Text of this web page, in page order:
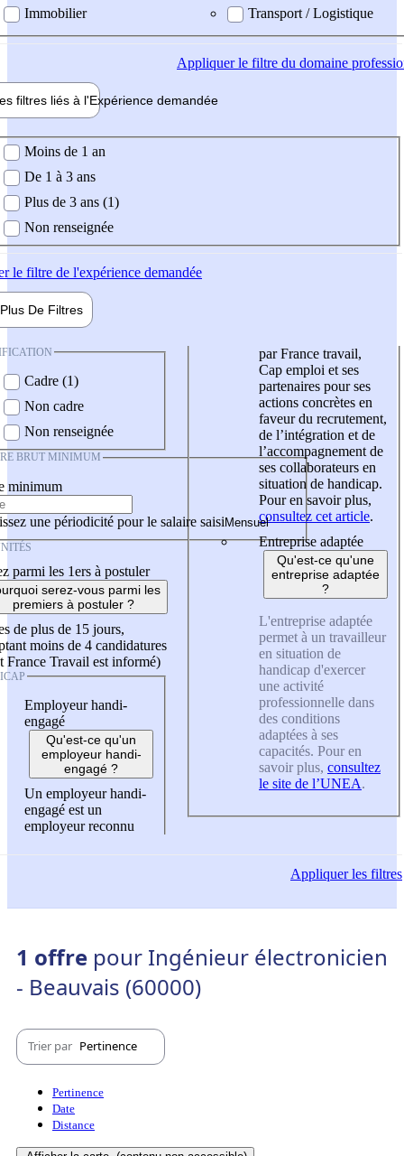
Immobilier
Transport / Logistique
Appliquerle filtre du domaine
filtres liés à l'Expérience demandée
demandée
Moins de 1 an
De 1 à 3 ans
Plus de 3 ans (1)
Non renseignée
le filtre de l'expérience demandée
Plus De Filtres
Cadre (1)
Non cadre
Non renseignée
BRUT MINIMUM
minimum
une périodicité pour le salaire saisi
parmi les 1ers à postuler
serez-vous parmi les
premiers à postuler ?
de plus de 15 jours,
moins de 4 candidatures
France Travail est informé)
Employeur handi-
engagé
Qu'est-ce qu'un
employeur handi-
engagé ?
Un employeur handi-
engagé est un
employeur reconnu
par France travail,
Cap emploi et ses
partenaires pour ses
actions concrètes en
faveur du recrutement,
de l’intégration et de
l’accompagnement de
ses collaborateurs en
situation de handicap.
Pour en savoir plus,
consultez cet article.
Entreprise adaptée
Qu'est-ce qu'une
entreprise adaptée
?
L'entreprise adaptée
permet à un travailleur
en situation de
handicap d'exercer
une activité
professionnelle dans
des conditions
adaptées à ses
capacités. Pour en
savoir plus, consultez
le site de l’UNEA.
Appliquerles filtres
1 offre pour Ingénieur électronicien
- Beauvais (60000)
Trier par Pertinence
Pertinence
Date
Distance